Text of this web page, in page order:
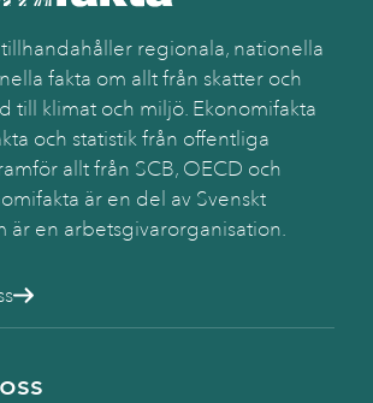
regionala, nationella
fakta om allt från skatter och
till klimat och miljö. Ekonomifakta
och statistik från offentliga
allt från SCB, OECD och
är en del av Svenskt
är en arbetsgivarorganisation.